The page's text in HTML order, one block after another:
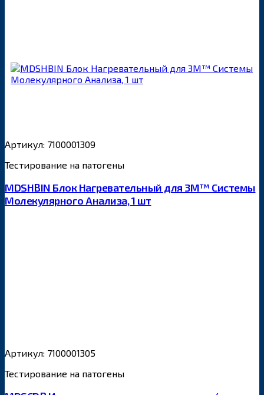
Артикул: 7100001309
Тестирование на патогены
MDSHBIN Блок Нагревательный для 3M™ Системы
Молекулярного Анализа, 1 шт
Артикул: 7100001305
Тестирование на патогены